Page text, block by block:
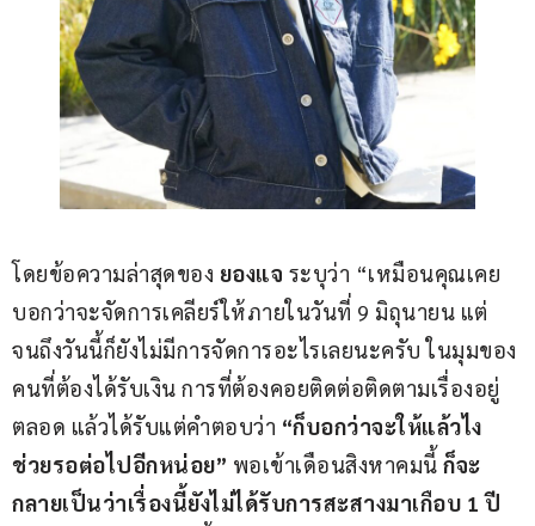
โดยข้อความล่าสุดของ ยองแจ ระบุว่า “เหมือนคุณเคย
บอกว่าจะจัดการเคลียร์ให้ภายในวันที่ 9 มิถุนายน แต่
จนถึงวันนี้ก็ยังไม่มีการจัดการอะไรเลยนะครับ ในมุมของ
คนที่ต้องได้รับเงิน การที่ต้องคอยติดต่อติดตามเรื่องอยู่
ตลอด แล้วได้รับแต่คำตอบว่า “ก็บอกว่าจะให้แล้วไง
ช่วยรอต่อไปอีกหน่อย” พอเข้าเดือนสิงหาคมนี้ ก็จะ
กลายเป็นว่าเรื่องนี้ยังไม่ได้รับการสะสางมาเกือบ 1 ปี